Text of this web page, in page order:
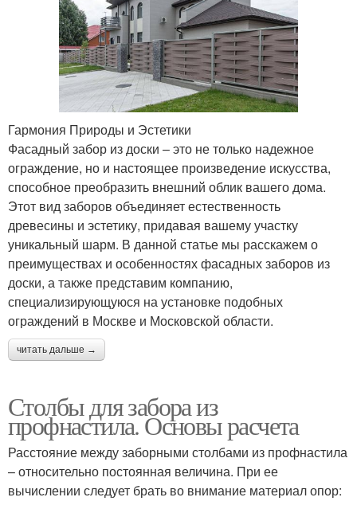
Гармония Природы и Эстетики
Фасадный забор из доски – это не только надежное
ограждение, но и настоящее произведение искусства,
способное преобразить внешний облик вашего дома.
Этот вид заборов объединяет естественность
древесины и эстетику, придавая вашему участку
уникальный шарм. В данной статье мы расскажем о
преимуществах и особенностях фасадных заборов из
доски, а также представим компанию,
специализирующуюся на установке подобных
ограждений в Москве и Московской области.
читать дальше →
Столбы для забора из
профнастила. Основы расчета
Расстояние между заборными столбами из профнастила
– относительно постоянная величина. При ее
вычислении следует брать во внимание материал опор: